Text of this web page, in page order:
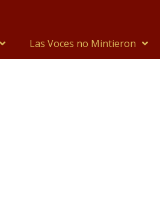
Las Voces no Mintieron